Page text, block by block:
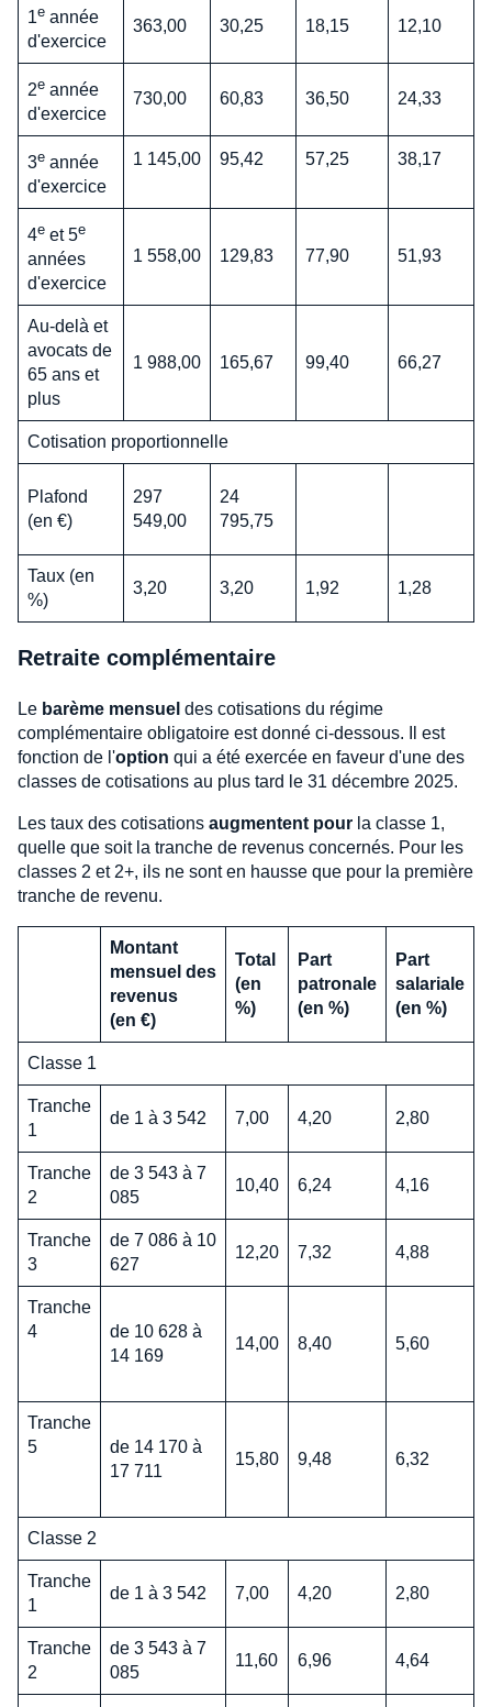
1e année
d'exercice
363,00 30,25 18,15 12,10
2e année
d'exercice
730,00 60,83 36,50 24,33
3e année
d'exercice
1 145,00 95,42 57,25 38,17
4e et 5e
années
d'exercice
1 558,00 129,83 77,90 51,93
Au-delà et
avocats de
65 ans et
plus
1 988,00 165,67 99,40 66,27
Cotisation proportionnelle
Plafond
(en €)
297
549,00
24
795,75
Taux (en
%)
3,20 3,20 1,92 1,28
Retraite complémentaire
Le barème mensuel des cotisations du régime
complémentaire obligatoire est donné ci-dessous. Il est
fonction de l'option qui a été exercée en faveur d'une des
classes de cotisations au plus tard le 31 décembre 2025.
Les taux des cotisations augmentent pour la classe 1,
quelle que soit la tranche de revenus concernés. Pour les
classes 2 et 2+, ils ne sont en hausse que pour la première
tranche de revenu.
Montant
mensuel des
revenus
(en €)
Total
(en
%)
Part
patronale
(en %)
Part
salariale
(en %)
Classe 1
Tranche
1
de 1 à 3 542 7,00 4,20 2,80
Tranche
2
de 3 543 à 7
085
10,40 6,24 4,16
Tranche
3
de 7 086 à 10
627
12,20 7,32 4,88
Tranche
4
de 10 628 à
14 169
14,00 8,40 5,60
Tranche
5
de 14 170 à
17 711
15,80 9,48 6,32
Classe 2
Tranche
1
de 1 à 3 542 7,00 4,20 2,80
Tranche
2
de 3 543 à 7
085
11,60 6,96 4,64